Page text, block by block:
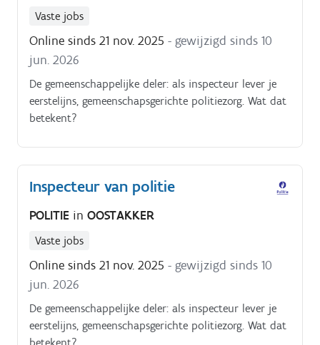
Vaste jobs
Online sinds 21 nov. 2025 - gewijzigd sinds 10
jun. 2026
De gemeenschappelijke deler: als inspecteur lever je
eerstelijns, gemeenschapsgerichte politiezorg. Wat dat
betekent?
Inspecteur van politie
POLITIE in OOSTAKKER
Vaste jobs
Online sinds 21 nov. 2025 - gewijzigd sinds 10
jun. 2026
De gemeenschappelijke deler: als inspecteur lever je
eerstelijns, gemeenschapsgerichte politiezorg. Wat dat
betekent?